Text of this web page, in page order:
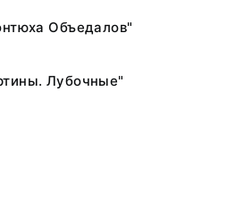
Объедалов"
Лубочные"